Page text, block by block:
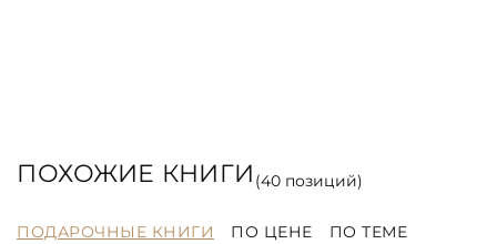
ПОХОЖИЕ КНИГИ (40позиций)
ПОДАРОЧНЫЕ КНИГИ ПО ЦЕНЕ ПО ТЕМЕ